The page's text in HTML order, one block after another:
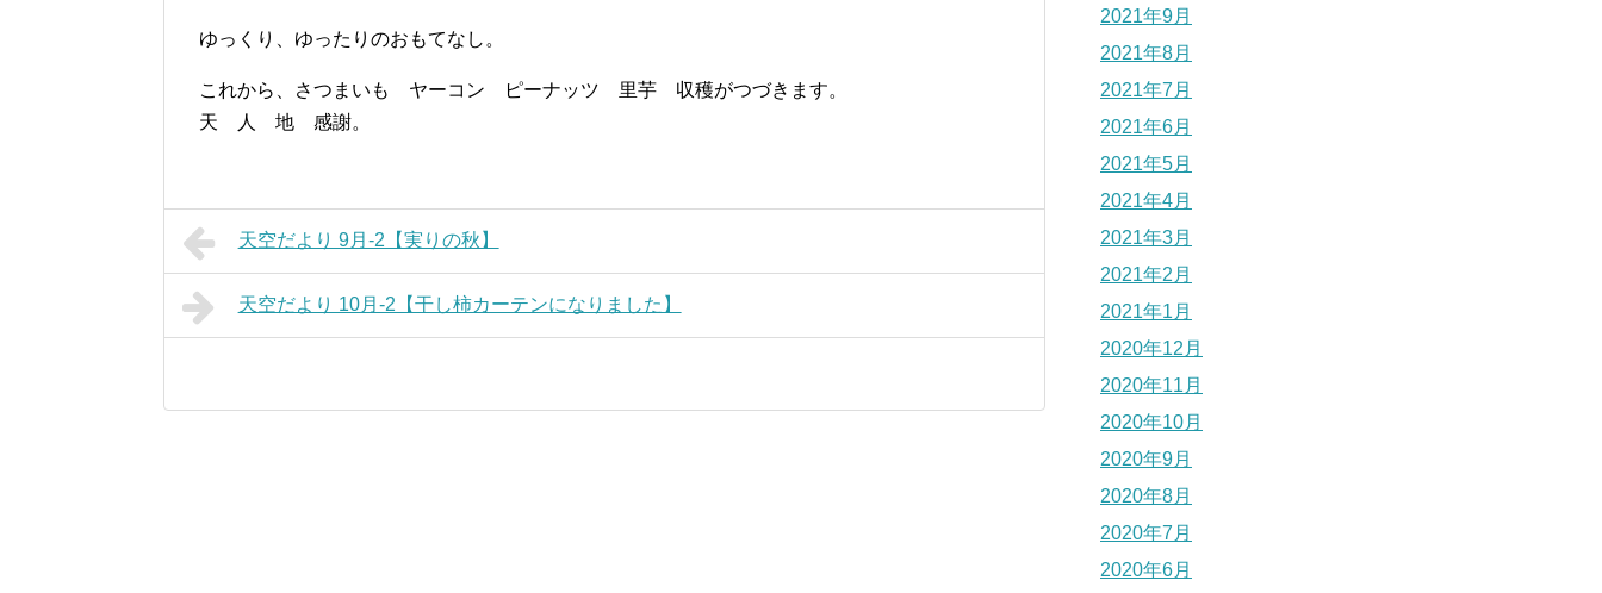
ゆっくり、ゆったりのおもてなし。
これから、さつまいも ヤーコン ピーナッツ 里芋 収穫がつづきます。
天 人 地 感謝。
天空だより 9月-2【実りの秋】
天空だより 10月-2【干し柿カーテンになりました】
2021年9月
2021年8月
2021年7月
2021年6月
2021年5月
2021年4月
2021年3月
2021年2月
2021年1月
2020年12月
2020年11月
2020年10月
2020年9月
2020年8月
2020年7月
2020年6月